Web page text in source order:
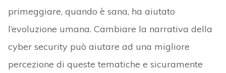
primeggiare, quando è sana, ha aiutato
l’evoluzione umana. Cambiare la narrativa della
cyber security può aiutare ad una migliore
percezione di queste tematiche e sicuramente